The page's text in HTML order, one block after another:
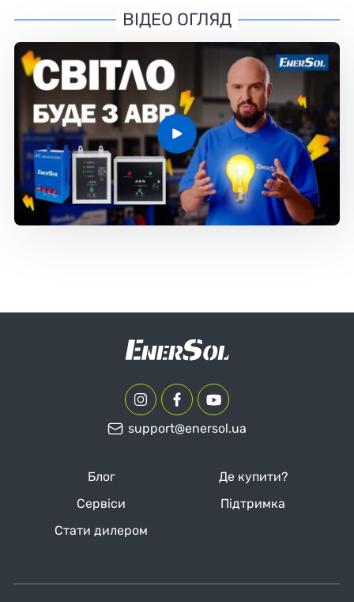
ВІДЕО ОГЛЯД
support@enersol.ua
Блог
Де купити?
Сервіси
Підтримка
Стати дилером